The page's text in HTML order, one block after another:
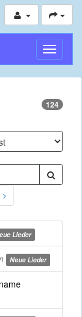
124
Lieder
Neue Lieder